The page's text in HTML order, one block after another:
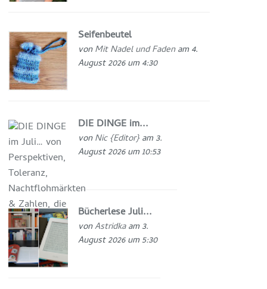
Seifenbeutel
vonMit Nadel und Fadenam 4.
August 2026 um 4:30
DIE DINGE im...
vonNic {Editor} am 3.
August 2026 um 10:53
Bücherlese Juli...
vonAstridkaam 3.
August 2026 um 5:30